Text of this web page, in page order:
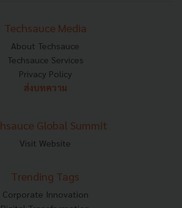
Techsauce Media
About Techsauce
Techsauce Services
Privacy Policy
ส่งบทความ
Global Summit
Visit Website
Trending Tags
Corporate Innovation